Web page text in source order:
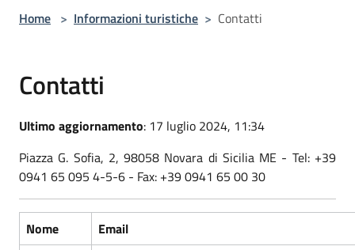
Home > Informazioni turistiche > Contatti
Contatti
Ultimo aggiornamento: 17 luglio 2024, 11:34
Piazza G. Sofia, 2, 98058 Novara di Sicilia ME - Tel: +39
0941 65 095 4-5-6 - Fax: +39 0941 65 00 30
Nome
Email